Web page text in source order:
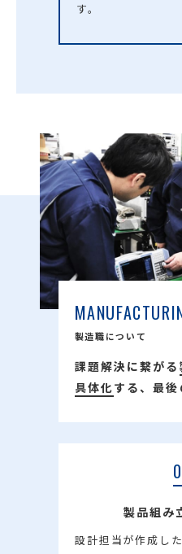
す。
製造職について
課題解決に繋がる
具体化する、最後
製品組み
設計担当が作成し